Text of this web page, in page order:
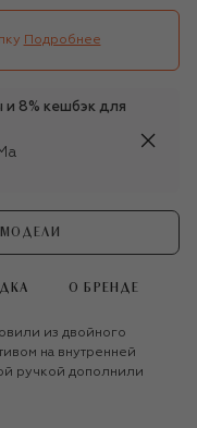
Подробнее
и 8% кешбэк для
О БРЕНДЕ
из двойного
на внутренней
ручкой дополнили